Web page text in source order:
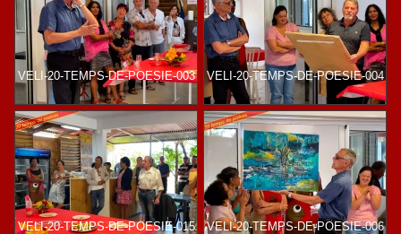
VELI-20-TEMPS-DE-POESIE-003 VELI-20-TEMPS-DE-POESIE-004
VELI-20-TEMPS-DE-POESIE-015 VELI-20-TEMPS-DE-POESIE-006